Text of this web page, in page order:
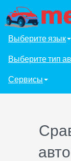
Выберите язык
Выберите тип
Сервисы